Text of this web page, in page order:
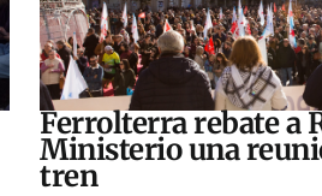
Ferrolterra rebate a
Ministerio una
tren